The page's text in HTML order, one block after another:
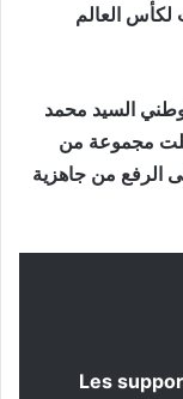
لكأس العالم
السيد محمد
مجموعة من
إلى الرفع من جاهزية
Les